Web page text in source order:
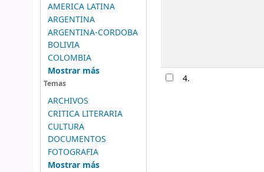
AMERICA LATINA
ARGENTINA
ARGENTINA-CORDOBA
BOLIVIA
COLOMBIA
Mostrar más
Temas
ARCHIVOS
CRITICA LITERARIA
CULTURA
DOCUMENTOS
FOTOGRAFIA
Mostrar más
4.